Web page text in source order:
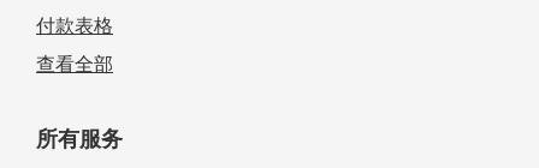
付款表格
查看全部
所有服务